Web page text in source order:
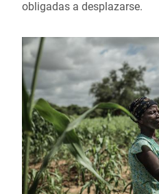
obligadas a desplazarse.